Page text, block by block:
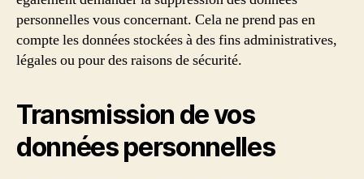
personnelles vous concernant. Cela ne prend pas en
compte les données stockées à des fins administratives,
légales ou pour des raisons de sécurité.
Transmission de vos
données personnelles